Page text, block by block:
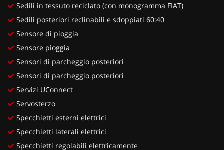
Sedili in tessuto reciclato (con monogramma FIAT)
Sedili posteriori reclinabili e sdoppiati 60:40
Sensore di pioggia
Sensore pioggia
Sensori di parcheggio posteriori
Sensori di parcheggio posteriori
Servizi UConnect
Servosterzo
Specchietti esterni elettrici
Specchietti laterali elettrici
Specchietti regolabili elettricamente